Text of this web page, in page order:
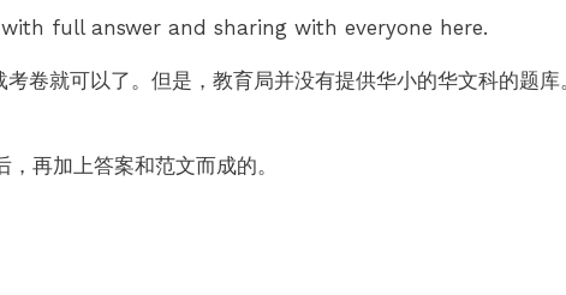
full answer and sharing with everyone here.
卷就可以了。但是，教育局并没有提供华小的华文科的题库
再加上答案和范文而成的。